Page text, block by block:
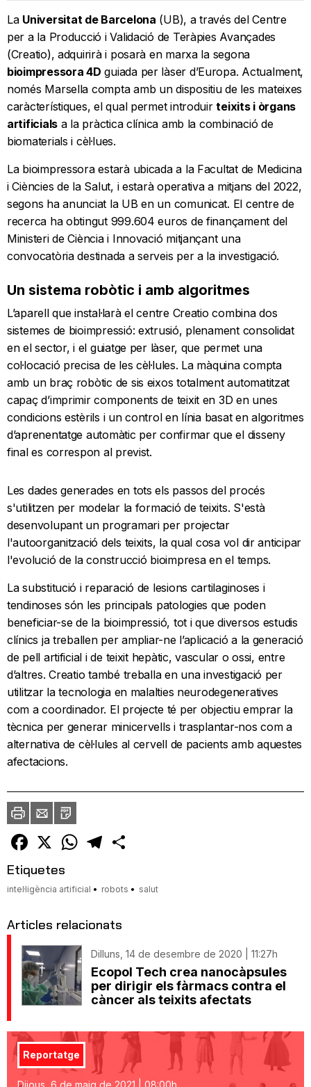
La Universitat de Barcelona (UB), a través del Centre
per a la Producció i Validació de Teràpies Avançades
(Creatio), adquirirà i posarà en marxa la segona
bioimpressora 4D guiada per làser d’Europa. Actualment,
només Marsella compta amb un dispositiu de les mateixes
caràcterístiques, el qual permet introduirteixits i òrgans
artificials a la pràctica clínica amb la combinació de
biomaterials i cèl·lues.
La bioimpressora estarà ubicada a la Facultat de Medicina
i Ciències de la Salut, i estarà operativa a mitjans del 2022,
segons ha anunciat la UB en un comunicat. El centre de
recerca ha obtingut 999.604 euros de finançament del
Ministeri de Ciència i Innovació mitjançant una
convocatòria destinada a serveis per a la investigació.
Un sistema robòtic i amb algoritmes
L’aparell que instal·larà el centre Creatio combina dos
sistemes de bioimpressió: extrusió, plenament consolidat
en el sector, i el guiatge per làser, que permet una
col·locació precisa de les cèl·lules. La màquina compta
amb un braç robòtic de sis eixos totalment automatitzat
capaç d’imprimir components de teixit en 3D en unes
condicions estèrils i un control en línia basat en algoritmes
d’aprenentatge automàtic per confirmar que el disseny
final es correspon al previst.
Les dades generades en tots els passos del procés
s'utilitzen per modelar la formació de teixits. S'està
desenvolupant un programari per projectar
l'autoorganització dels teixits, la qual cosa vol dir anticipar
l'evolució de la construcció bioimpresa en el temps.
La substitució i reparació de lesions cartilaginoses i
tendinoses són les principals patologies que poden
beneficiar-se de la bioimpressió, tot i que diversos estudis
clínics ja treballen per ampliar-ne l’aplicació a la generació
de pell artificial i de teixit hepàtic, vascular o ossi, entre
d’altres. Creatio també treballa en una investigació per
utilitzar la tecnologia en malalties neurodegeneratives
com a coordinador. El projecte té per objectiu emprar la
tècnica per generar minicervells i trasplantar-nos com a
alternativa de cèl·lules al cervell de pacients amb aquestes
afectacions.
ImprimirEnvia
un
amic
PDF
Facebook
X WhatsAppTelegram
Etiquetes
intel·ligència artificial robots salut
Articles relacionats
Dilluns, 14 de desembre de 2020 | 11:27h
Ecopol Tech crea nanocàpsules
per dirigir els fàrmacs contra el
càncer als teixits afectats
Reportatge